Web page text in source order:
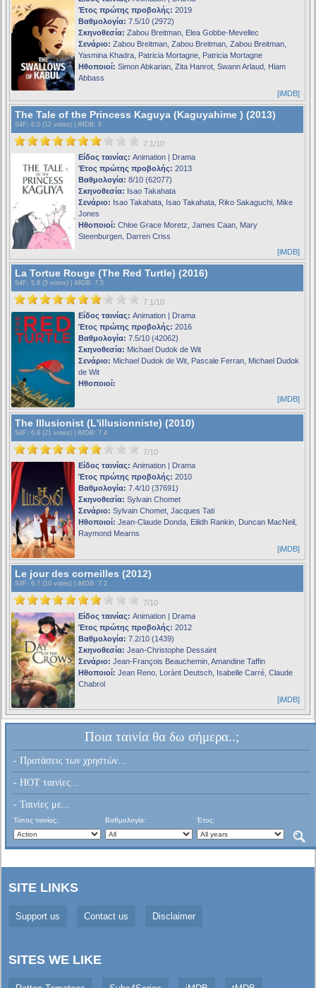
Έτος πρώτης προβολής: 2019
Βαθμολογία: 7.5/10 (2972)
Σκηνοθεσία: Zabou Breitman, Elea Gobbe-Mevellec
Σενάριο: Zabou Breitman, Zabou Breitman, Zabou Breitman,
Yasmina Khadra, Patricia Mortagne, Patricia Mortagne
Ηθοποιοί: Simon Abkarian, Zita Hanrot, Swann Arlaud, Hiam
Abbass
[iMDB]
The Tale of the Princess Kaguya (Kaguyahime ) (2013)
S4F : 6.0 (12 votes) | iMDB: 8
7.1/10
Είδος ταινίας: Animation | Drama
Έτος πρώτης προβολής: 2013
Βαθμολογία: 8/10 (62077)
Σκηνοθεσία: Isao Takahata
Σενάριο: Isao Takahata, Isao Takahata, Riko Sakaguchi, Mike
Jones
Ηθοποιοί: Chloe Grace Moretz, James Caan, Mary
Steenburgen, Darren Criss
[iMDB]
La Tortue Rouge (The Red Turtle) (2016)
S4F : 5.8 (5 votes) | iMDB: 7.5
7.1/10
Είδος ταινίας: Animation | Drama
Έτος πρώτης προβολής: 2016
Βαθμολογία: 7.5/10 (42062)
Σκηνοθεσία: Michael Dudok de Wit
Σενάριο: Michael Dudok de Wit, Pascale Ferran, Michael Dudok
de Wit
Ηθοποιοί:
[iMDB]
The Illusionist (L'illusionniste) (2010)
S4F : 6.8 (21 votes) | iMDB: 7.4
7/10
Είδος ταινίας: Animation | Drama
Έτος πρώτης προβολής: 2010
Βαθμολογία: 7.4/10 (37691)
Σκηνοθεσία: Sylvain Chomet
Σενάριο: Sylvain Chomet, Jacques Tati
Ηθοποιοί: Jean-Claude Donda, Eilidh Rankin, Duncan MacNeil,
Raymond Mearns
[iMDB]
Le jour des corneilles (2012)
S4F : 6.7 (10 votes) | iMDB: 7.2
7/10
Είδος ταινίας: Animation | Drama
Έτος πρώτης προβολής: 2012
Βαθμολογία: 7.2/10 (1439)
Σκηνοθεσία: Jean-Christophe Dessaint
Σενάριο: Jean-François Beauchemin, Amandine Taffin
Ηθοποιοί: Jean Reno, Lorànt Deutsch, Isabelle Carré, Claude
Chabrol
[iMDB]
Ποια ταινία θα δω σήμερα..;
- Προτάσεις των χρηστών...
- HOT ταινίες...
- Ταινίες με...
Τύπος ταινίας: Βαθμολογία: Έτος:
SITE LINKS
Support us Contact us Disclaimer
SITES WE LIKE